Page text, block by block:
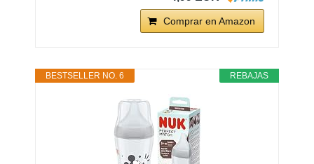
Comprar en Amazon
REBAJAS
BESTSELLER NO. 6